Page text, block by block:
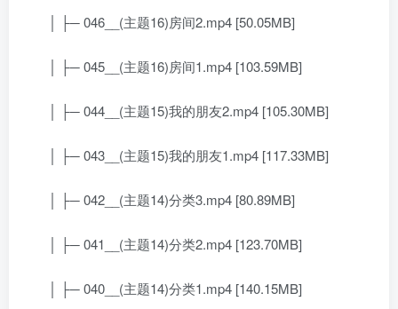
│ ├─ 046__(主题16)房间2.mp4 [50.05MB]
│ ├─ 045__(主题16)房间1.mp4 [103.59MB]
│ ├─ 044__(主题15)我的朋友2.mp4 [105.30MB]
│ ├─ 043__(主题15)我的朋友1.mp4 [117.33MB]
│ ├─ 042__(主题14)分类3.mp4 [80.89MB]
│ ├─ 041__(主题14)分类2.mp4 [123.70MB]
│ ├─ 040__(主题14)分类1.mp4 [140.15MB]